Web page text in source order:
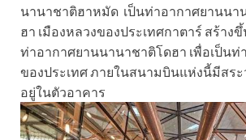
นานาชาติฮาหมัด เป็นท่าอากาศยานนา
ฮา เมืองหลวงของประเทศกาตาร์ สร้าง
ท่าอากาศยานนานาชาติโดฮา เพื่อเป็นท่
ของประเทศ ภายในสนามบินแห่งนี้มีสร
อยู่ในตัวอาคาร